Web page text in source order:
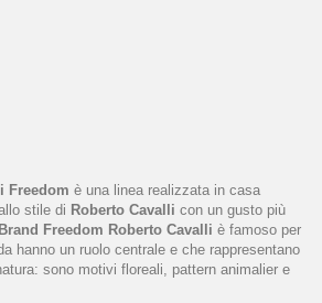
Freedom è una linea realizzata in casa
stile di Roberto Cavalli con un gusto più
Brand Freedom Roberto Cavalli è famoso per
hanno un ruolo centrale e che rappresentano
sono motivi floreali, pattern animalier e